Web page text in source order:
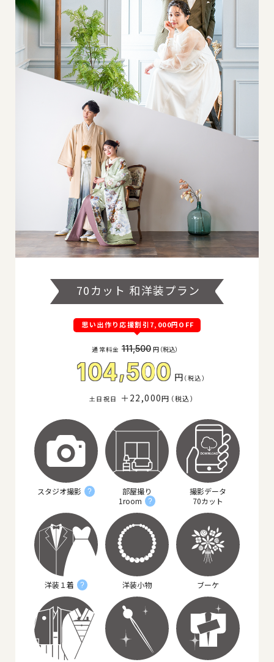
70カット 和洋装プラン
思い出作り応援割引7,000円OFF
通常料金 111,500 円（税込）
104,500 円（税込）
＋22,000円（税込）
スタジオ撮影 ?
部屋撮り
1room
?
撮影データ
70カット
洋装１着 ? 洋装小物 ブーケ